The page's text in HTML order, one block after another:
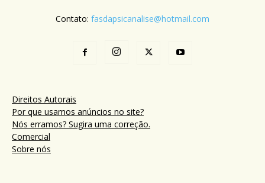
Contato: fasdapsicanalise@hotmail.com
Direitos Autorais
Por que usamos anúncios no site?
Nós erramos? Sugira uma correção.
Comercial
Sobre nós